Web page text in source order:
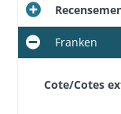
Franken
Cote/Cotes